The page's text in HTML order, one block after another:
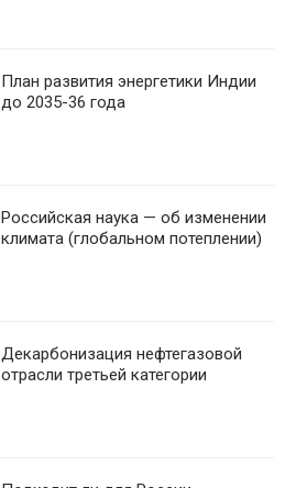
План развития энергетики Индии
до 2035-36 года
Российская наука — об изменении
климата (глобальном потеплении)
Декарбонизация нефтегазовой
отрасли третьей категории